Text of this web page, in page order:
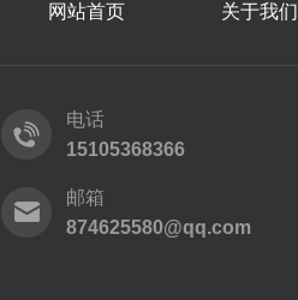
网站首页 关于我们
电话
15105368366
邮箱
874625580@qq.com